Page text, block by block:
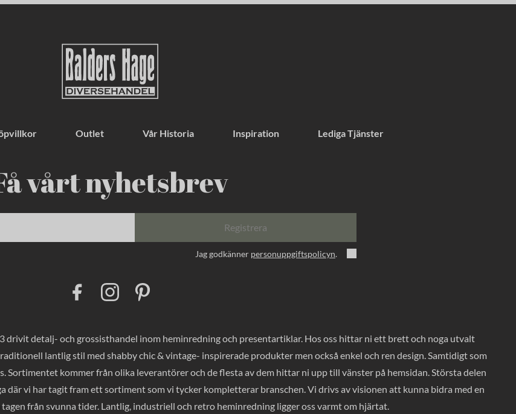
Outlet Vår Historia Inspiration Lediga Tjänster
vårt nyhetsbrev
Registrera
Jag godkänner personuppgiftspolicyn.
o
o
k
I
n
g
r
a
r
e
s
drivit detalj- och grossisthandel inom heminredning och presentartiklar. Hos oss hittar ni ett brett och noga utvalt
lantlig stil med shabby chic & vintage- inspirerade produkter men också enkel och ren design. Samtidigt som
Sortimentet kommer från olika leverantörer och de flesta av dem hittar ni upp till vänster på hemsidan. Största delen
där vi har tagit fram ett sortiment som vi tycker kompletterar branschen. Vi drivs av visionen att kunna bidra med en
från svunna tider. Lantlig, industriell och retro heminredning ligger oss varmt om hjärtat.